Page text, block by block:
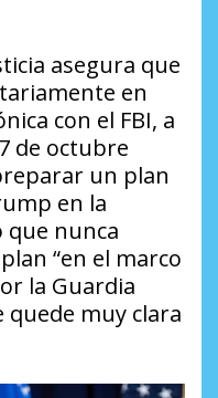
asegura que
en
con el FBI, a
de octubre
un plan
en la
que nunca
“en el marco
la Guardia
quede muy clara